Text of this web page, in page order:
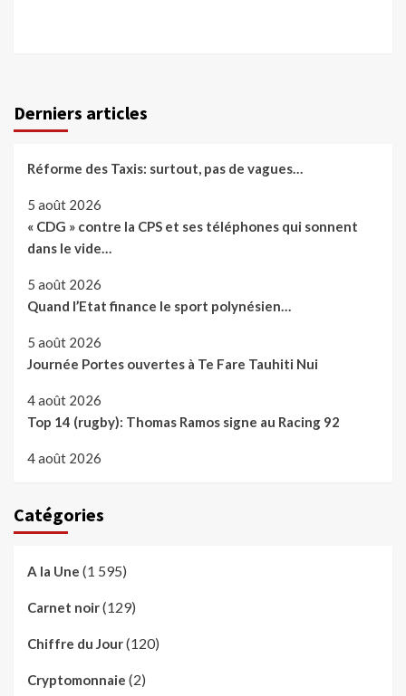
Derniers articles
Réforme des Taxis: surtout, pas de vagues…
5 août 2026
« CDG » contre la CPS et ses téléphones qui sonnent
dans le vide…
5 août 2026
Quand l’Etat finance le sport polynésien…
5 août 2026
Journée Portes ouvertes à Te Fare Tauhiti Nui
4 août 2026
Top 14 (rugby): Thomas Ramos signe au Racing 92
4 août 2026
Catégories
A la Une (1 595)
Carnet noir(129)
Chiffre du Jour(120)
Cryptomonnaie (2)